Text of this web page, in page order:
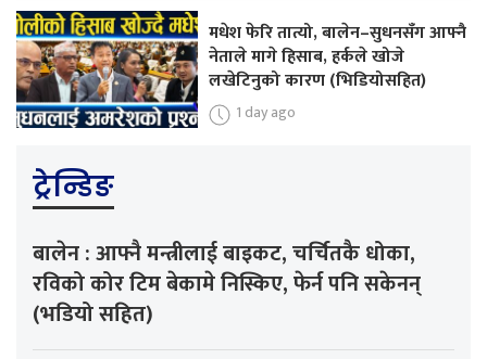
मधेश फेरि तात्यो, बालेन–सुधनसँग आफ्नै
नेताले मागे हिसाब, हर्कले खोजे
लखेटिनुको कारण (भिडियोसहित)
1 day ago
ट्रेन्डिङ
बालेन : आफ्नै मन्त्रीलाई बाइकट, चर्चितकै धोका,
रविको कोर टिम बेकामे निस्किए, फेर्न पनि सकेनन्
(भडियो सहित)